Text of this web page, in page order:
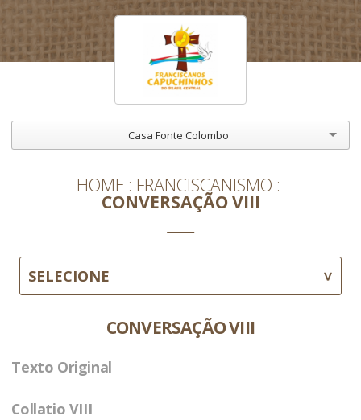
Casa Fonte Colombo
HOME FRANCISCANISMO
CONVERSAÇÃO VIII
SELECIONE
CONVERSAÇÃO VIII
Texto Original
Collatio VIII